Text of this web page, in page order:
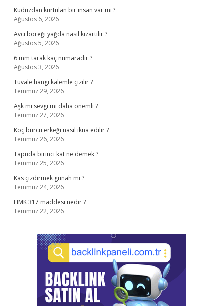
Kuduzdan kurtulan bir insan var mı ?
Ağustos 6, 2026
Avcı böreği yağda nasıl kızartılır ?
Ağustos 5, 2026
6 mm tarak kaç numaradır ?
Ağustos 3, 2026
Tuvale hangi kalemle çizilir ?
Temmuz 29, 2026
Aşk mı sevgi mi daha önemli ?
Temmuz 27, 2026
Koç burcu erkeği nasıl ikna edilir ?
Temmuz 26, 2026
Tapuda birinci kat ne demek ?
Temmuz 25, 2026
Kas çizdirmek günah mı ?
Temmuz 24, 2026
HMK 317 maddesi nedir ?
Temmuz 22, 2026